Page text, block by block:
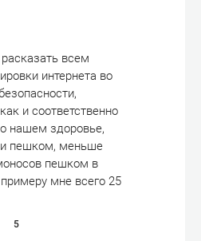
всем
интернета во
и соответственно
нашем здоровье,
пешком, меньше
пешком в
мне всего 25
5